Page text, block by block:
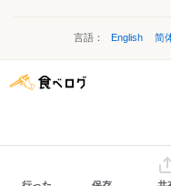
言語： English 简